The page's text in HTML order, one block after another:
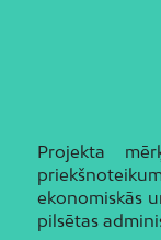
Projekta
ekonomiskās
pilsētas